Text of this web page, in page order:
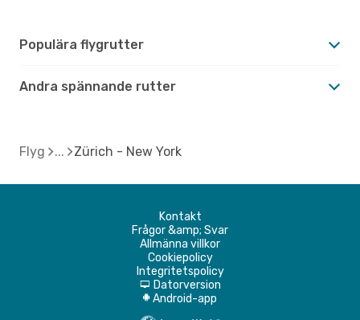
Populära flygrutter
Andra spännande rutter
Flyg Zürich - New York
Kontakt
Frågor &amp; Svar
Allmänna villkor
Cookiepolicy
Integritetspolicy
d Datorversion
A Android-app